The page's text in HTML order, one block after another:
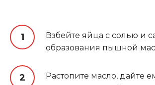
Взбейте яйца с солью и
образования пышной
Растопите масло, дайте